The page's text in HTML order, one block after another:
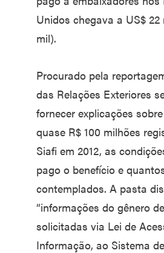
Unidos chegava a US$ 22
mil).
Procurado pela
das Relações Exteriores
fornecer explicações
quase R$ 100 milhões
Siafi em 2012, as
pago o benefício e
contemplados. A pasta
“informações do gênero
solicitadas via Lei de
Informação, ao Sistema